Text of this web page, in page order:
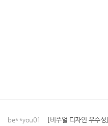
be**you01 [비주얼 디자인 우수성]